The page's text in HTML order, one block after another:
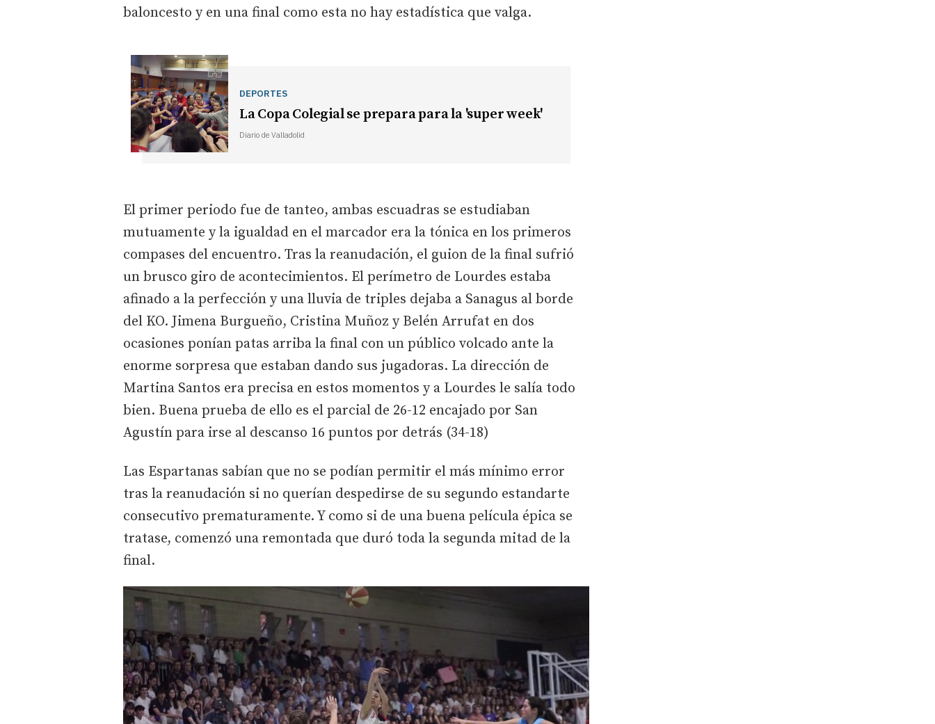
baloncesto y en una final como esta no hay estadística que valga.
DEPORTES
La Copa Colegial se prepara para la 'super week'
Diario de Valladolid
El primer periodo fue de tanteo, ambas escuadras se estudiaban
mutuamente y la igualdad en el marcador era la tónica en los primeros
compases del encuentro. Tras la reanudación, el guion de la final sufrió
un brusco giro de acontecimientos. El perímetro de Lourdes estaba
afinado a la perfección y una lluvia de triples dejaba a Sanagus al borde
del KO. Jimena Burgueño, Cristina Muñoz y Belén Arrufat en dos
ocasiones ponían patas arriba la final con un público volcado ante la
enorme sorpresa que estaban dando sus jugadoras. La dirección de
Martina Santos era precisa en estos momentos y a Lourdes le salía todo
bien. Buena prueba de ello es el parcial de 26-12 encajado por San
Agustín para irse al descanso 16 puntos por detrás (34-18)
Las Espartanas sabían que no se podían permitir el más mínimo error
tras la reanudación si no querían despedirse de su segundo estandarte
consecutivo prematuramente. Y como si de una buena película épica se
tratase, comenzó una remontada que duró toda la segunda mitad de la
final.